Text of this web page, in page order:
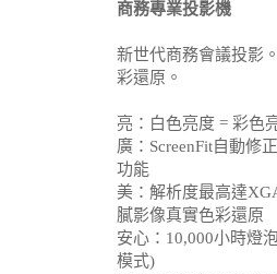
商務專業投影機
新世代商務會議投影
彩還原。
亮：白色亮度 = 彩色
廣：ScreenFit自動修
功能
美：解析度最高達
膩影像真實色彩還原
安心：10,000小時燈
模式)